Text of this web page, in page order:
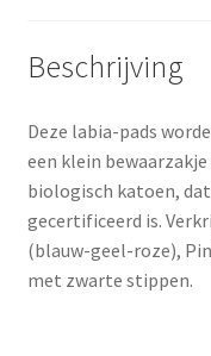
Beschrijving
Deze labia-pads
een klein
biologisch katoen, dat
gecertificeerd is.
(blauw-geel-roze),
met zwarte stippen.